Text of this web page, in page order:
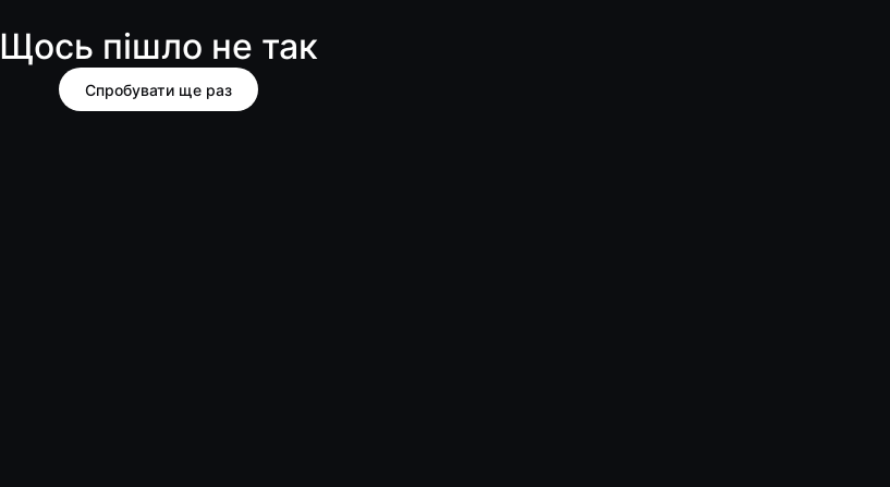
Щось пішло не так
Спробувати ще раз